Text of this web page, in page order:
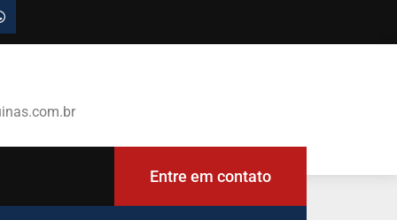
Entre em contato